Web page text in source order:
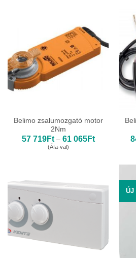
Belimo zsalumozgató motor
2Nm
57 719Ft – 61 065FtÁrtartomány:
(Áfa-val)
ÚJ